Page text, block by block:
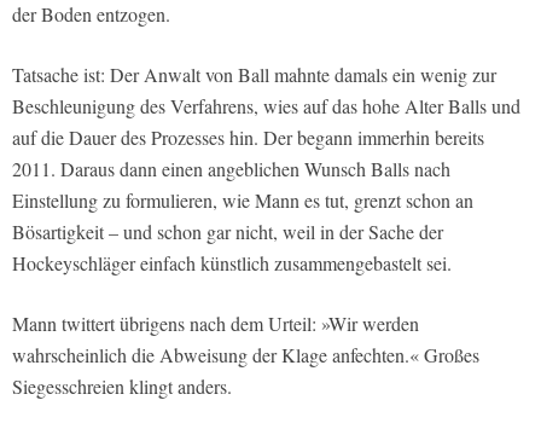
der Boden entzogen.
Tatsache ist: Der Anwalt von Ball mahnte damals ein wenig zur
Beschleunigung des Verfahrens, wies auf das hohe Alter Balls und
auf die Dauer des Prozesses hin. Der begann immerhin bereits
2011. Daraus dann einen angeblichen Wunsch Balls nach
Einstellung zu formulieren, wie Mann es tut, grenzt schon an
Bösartigkeit – und schon gar nicht, weil in der Sache der
Hockeyschläger einfach künstlich zusammengebastelt sei.
Mann twittert übrigens nach dem Urteil: »Wir werden
wahrscheinlich die Abweisung der Klage anfechten.« Großes
Siegesschreien klingt anders.